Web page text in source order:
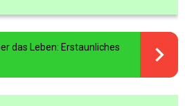
das Leben: Erstaunliches